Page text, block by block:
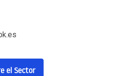
el Sector